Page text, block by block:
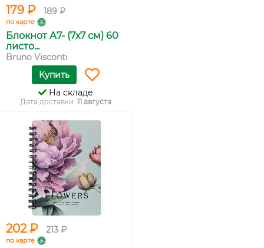
179 ₽ 189 ₽
по карте
Блокнот А7- (7х7 см) 60
листо...
Bruno Visconti
Купить
На складе
Дата доставки: 11 августа
202 ₽ 213 ₽
по карте